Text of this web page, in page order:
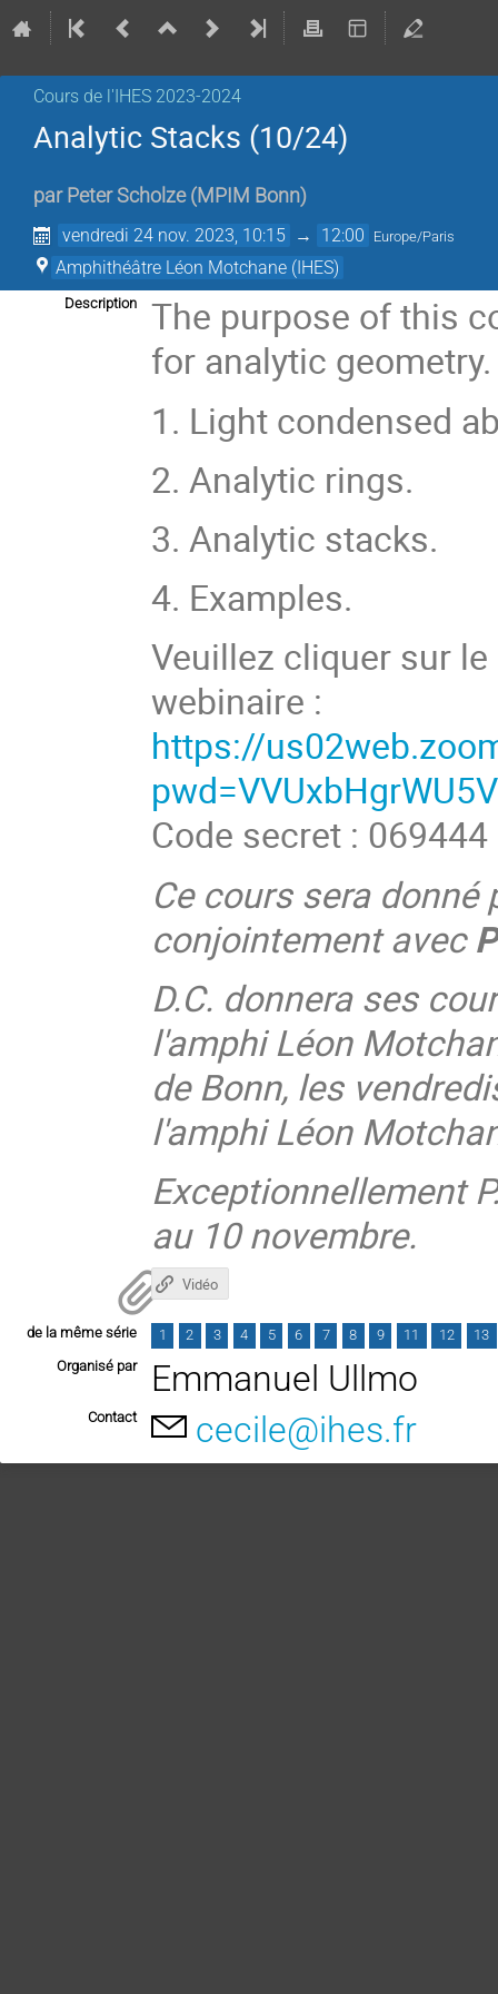
Cours de l'IHES 2023-2024
Analytic Stacks (10/24)
par Peter Scholze (MPIM Bonn)
vendredi 24 nov. 2023, 10:15 → 12:00 Europe/Paris
Amphithéâtre Léon Motchane (IHES)
Description
The purpose of this
for analytic
1. Light condensed
2. Analytic rings.
3. Analytic stacks.
4. Examples.
Veuillez cliquer sur
webinaire :
https://
Code secret : 069444
Ce cours sera donné
conjointement avec
D.C. donnera ses
l'amphi Léon
de Bonn, les
l'amphi Léon
Exceptionnellement
au 10 novembre.
Vidéo
de la même série 1 2 3 4 5 6 7 8 9 11 12
13
Organisé par
Emmanuel Ullmo
Contact cecile@ihes.fr